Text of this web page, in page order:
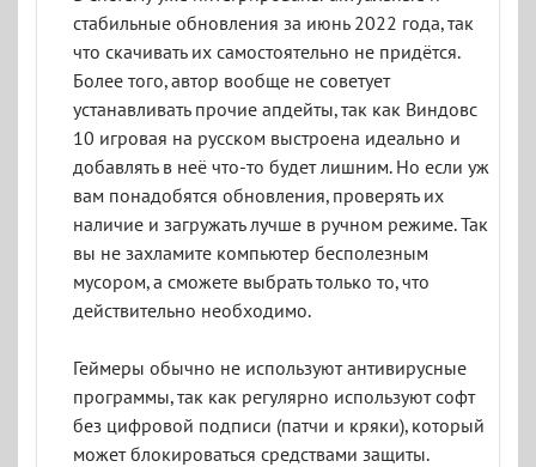
стабильные обновления за июнь 2022 года, так
что скачивать их самостоятельно не придётся.
Более того, автор вообще не советует
устанавливать прочие апдейты, так как Виндовс
10 игровая на русском выстроена идеально и
добавлять в неё что-то будет лишним. Но если уж
вам понадобятся обновления, проверять их
наличие и загружать лучше в ручном режиме. Так
вы не захламите компьютер бесполезным
мусором, а сможете выбрать только то, что
действительно необходимо.
Геймеры обычно не используют антивирусные
программы, так как регулярно используют софт
без цифровой подписи (патчи и кряки), который
может блокироваться средствами защиты.